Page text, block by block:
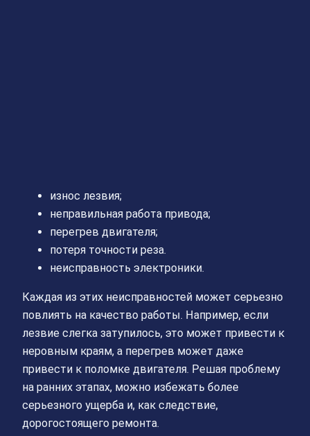
износ лезвия;
неправильная работа привода;
перегрев двигателя;
потеря точности реза.
неисправность электроники.
Каждая из этих неисправностей может серьезно
повлиять на качество работы. Например, если
лезвие слегка затупилось, это может привести к
неровным краям, а перегрев может даже
привести к поломке двигателя. Решая проблему
на ранних этапах, можно избежать более
серьезного ущерба и, как следствие,
дорогостоящего ремонта.